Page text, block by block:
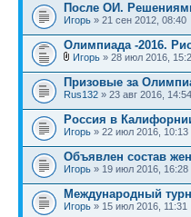
После ОИ.
Игорь » 21 сен 2012, 08:40
Олимпиада -2016.
Игорь » 28 июл 2016,
Призовые за
Rus132 » 23 авг 2016, 14:54
Россия в
Игорь » 22 июл 2016, 10:13
Объявлен состав
Игорь » 19 июл 2016, 16:28
Международный
Игорь » 15 июл 2016, 11:31